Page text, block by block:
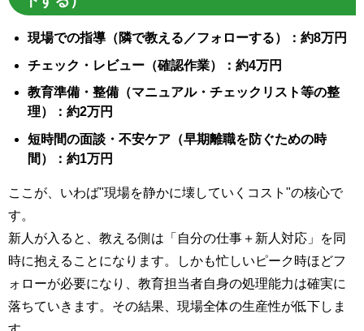
現場での指導（隣で教える／フォローする）：約8万円
チェック・レビュー（確認作業）：約4万円
教育準備・整備（マニュアル・チェックリスト等の整
理）：約2万円
短時間の面談・不安ケア（早期離職を防ぐための時
間）：約1万円
ここが、いわば"現場を静かに壊していくコスト"の核心で
す。
新人が入ると、教える側は「自分の仕事＋新人対応」を同
時に抱えることになります。しかも忙しいピーク時ほどフ
ォローが必要になり、教育担当者自身の処理能力は確実に
落ちていきます。その結果、現場全体の生産性が低下しま